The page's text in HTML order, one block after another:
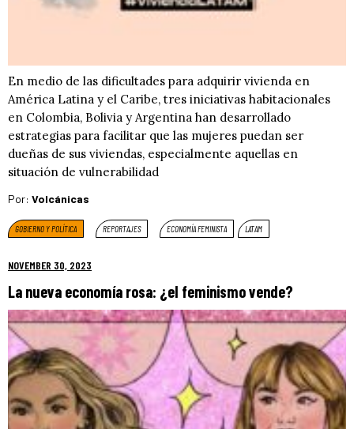
En medio de las dificultades para adquirir vivienda en
América Latina y el Caribe, tres iniciativas habitacionales
en Colombia, Bolivia y Argentina han desarrollado
estrategias para facilitar que las mujeres puedan ser
dueñas de sus viviendas, especialmente aquellas en
situación de vulnerabilidad
Por: Volcánicas
GOBIERNO Y POLÍTICA REPORTAJES ECONOMÍA FEMINISTA LATAM
NOVEMBER 30, 2023
La nueva economía rosa: ¿el feminismo vende?